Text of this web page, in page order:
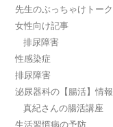
先生のぶっちゃけトーク
女性向け記事
排尿障害
性感染症
排尿障害
泌尿器科の【腸活】情報
真紀さんの腸活講座
生活習慣病の予防